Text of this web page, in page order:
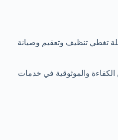
تغطي تنظيف وتعقيم وصيانة
الكفاءة والموثوقية في خدمات